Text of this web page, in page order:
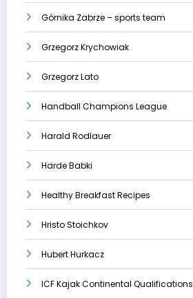
Górnika Zabrze – sports team
Grzegorz Krychowiak
Grzegorz Lato
Handball Champions League
Harald Rodlauer
Harde Babki
Healthy Breakfast Recipes
Hristo Stoichkov
Hubert Hurkacz
ICF Kajak Continental Qualifications